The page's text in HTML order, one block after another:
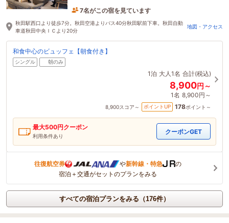
7名がこの宿を見ています
20分前に予約されました
秋田駅西口より徒歩7分。秋田空港よりバス40分秋田駅前下車。秋田自動
車道秋田中央ＩＣより20分
地図・アクセス
和食中心のビュッフェ【朝食付き】
シングル 朝のみ
1泊 大人1名 合計(税込)
8,900円～
1名 8,900円～
8,900スコア～ ポイントUP 178ポイント～
最大500円クーポン
利用条件あり
クーポンGET
往復航空券 や新幹線・特急
の
宿泊＋交通がセットのプランをみる
すべての宿泊プランをみる（176件）